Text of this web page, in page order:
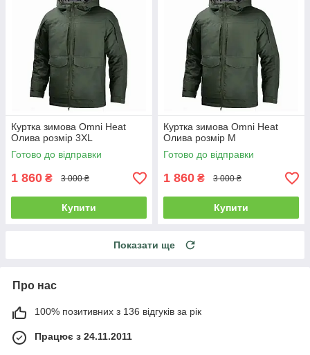
Куртка зимова Omni Heat
Олива розмір 3XL
Готово до відправки
1 860 ₴ 3 000 ₴
Купити
Куртка зимова Omni Heat
Олива розмір M
Готово до відправки
1 860 ₴ 3 000 ₴
Купити
Показати ще
Про нас
100% позитивних з 136 відгуків за рік
Працює з 24.11.2011